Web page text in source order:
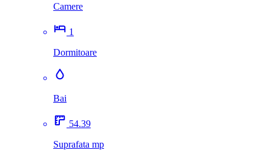
Camere
1
Dormitoare
Bai
54.39
Suprafata mp